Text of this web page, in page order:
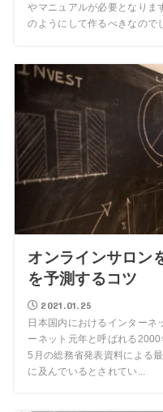
やマニュアルが必要となりま
のようにして作るべきなので
オンラインサロン
を予測するコツ
2021.01.25
日本国内におけるインターネ
ーネット元年と呼ばれる
5月の総務省発表資料による
に及んでいるとされてい...